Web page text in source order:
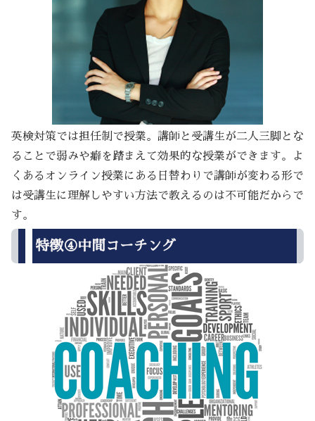
英検対策では担任制で授業。講師と受講生が二人三脚とな
ることで弱みや癖を踏まえて効果的な授業ができます。よ
くあるオンライン授業にある日替わりで講師が変わる形で
は受講生に理解しやすい方法で教えるのは不可能だからで
す。
特徴④中間コーチング